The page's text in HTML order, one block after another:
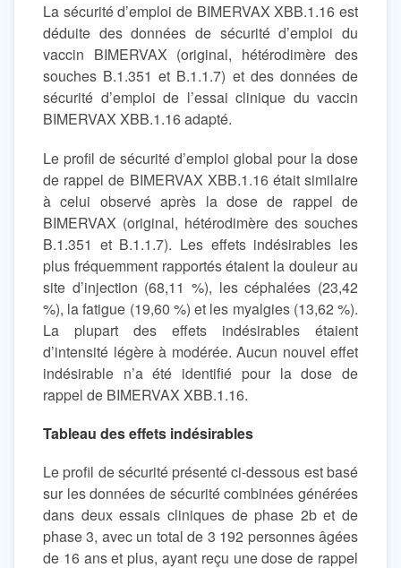
La sécurité d’emploi de BIMERVAX XBB.1.16 est
déduite des données de sécurité d’emploi du
vaccin BIMERVAX (original, hétérodimère des
souches B.1.351 et B.1.1.7) et des données de
sécurité d’emploi de l’essai clinique du vaccin
BIMERVAX XBB.1.16 adapté.
Le profil de sécurité d’emploi global pour la dose
de rappel de BIMERVAX XBB.1.16 était similaire
à celui observé après la dose de rappel de
BIMERVAX (original, hétérodimère des souches
B.1.351 et B.1.1.7). Les effets indésirables les
plus fréquemment rapportés étaient la douleur au
site d’injection (68,11 %), les céphalées (23,42
%), la fatigue (19,60 %) et les myalgies (13,62 %).
La plupart des effets indésirables étaient
d’intensité légère à modérée. Aucun nouvel effet
indésirable n’a été identifié pour la dose de
rappel de BIMERVAX XBB.1.16.
Tableau des effets indésirables
Le profil de sécurité présenté ci-dessous est basé
sur les données de sécurité combinées générées
dans deux essais cliniques de phase 2b et de
phase 3, avec un total de 3 192 personnes âgées
de 16 ans et plus, ayant reçu une dose de rappel